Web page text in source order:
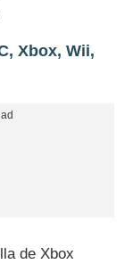
Xbox, Wii,
de Xbox